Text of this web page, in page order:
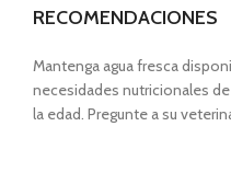
RECOMENDACIONES
Mantenga agua fresca
necesidades nutricionales
la edad. Pregunte a su